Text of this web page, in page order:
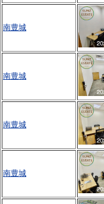
南豊城
南豊城
南豊城
南豊城